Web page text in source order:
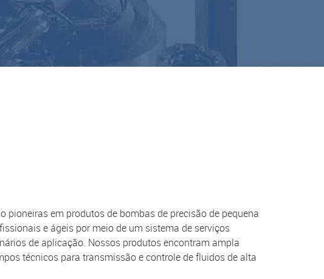
em produtos de bombas de precisão de pequena
e ágeis por meio de um sistema de serviços
de aplicação. Nossos produtos encontram ampla
técnicos para transmissão e controle de fluidos de alta